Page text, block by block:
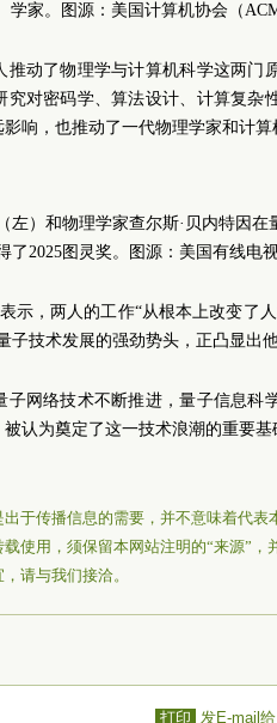
学家。图源：美国计算机协会（
推动了物理学与计算机科学这两门
究对密码学、算法设计、计算复杂
响，也推动了一代物理学家和计算
左）和物理学家查尔斯·贝内特因
了2025图灵奖。图源：美国有线电
示，两人的工作“从根本上改变了
子技术发展的强劲势头，正凸显出
子网络技术不断推进，量子信息科
认为奠定了这一技术浪潮的重要基
于传播信息的需要，并不意味着代
使用，须保留本网站注明的“来源”
请与我们接洽。
打印 发E-mail给